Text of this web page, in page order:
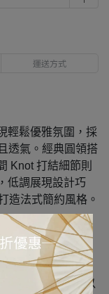
運送方式
輕鬆優雅氛圍，採
透氣。經典圓領搭
Knot 打結細節則
低調展現設計巧
造法式簡約風格。
於巴黎創辦，
LVMH 重新啟
新活力。Patou 以